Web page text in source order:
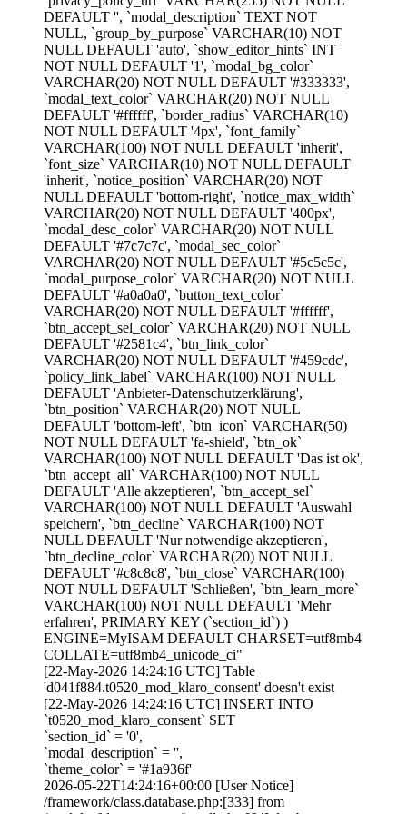
DEFAULT '', `modal_description` TEXT NOT
NULL, `group_by_purpose` VARCHAR(10) NOT
NULL DEFAULT 'auto', `show_editor_hints` INT
NOT NULL DEFAULT '1', `modal_bg_color`
VARCHAR(20) NOT NULL DEFAULT '#333333',
`modal_text_color` VARCHAR(20) NOT NULL
DEFAULT '#ffffff', `border_radius` VARCHAR(10)
NOT NULL DEFAULT '4px', `font_family`
VARCHAR(100) NOT NULL DEFAULT 'inherit',
`font_size` VARCHAR(10) NOT NULL DEFAULT
'inherit', `notice_position` VARCHAR(20) NOT
NULL DEFAULT 'bottom-right', `notice_max_width`
VARCHAR(20) NOT NULL DEFAULT '400px',
`modal_desc_color` VARCHAR(20) NOT NULL
DEFAULT '#7c7c7c', `modal_sec_color`
VARCHAR(20) NOT NULL DEFAULT '#5c5c5c',
`modal_purpose_color` VARCHAR(20) NOT NULL
DEFAULT '#a0a0a0', `button_text_color`
VARCHAR(20) NOT NULL DEFAULT '#ffffff',
`btn_accept_sel_color` VARCHAR(20) NOT NULL
DEFAULT '#2581c4', `btn_link_color`
VARCHAR(20) NOT NULL DEFAULT '#459cdc',
`policy_link_label` VARCHAR(100) NOT NULL
DEFAULT 'Anbieter-Datenschutzerklärung',
`btn_position` VARCHAR(20) NOT NULL
DEFAULT 'bottom-left', `btn_icon` VARCHAR(50)
NOT NULL DEFAULT 'fa-shield', `btn_ok`
VARCHAR(100) NOT NULL DEFAULT 'Das ist ok',
`btn_accept_all` VARCHAR(100) NOT NULL
DEFAULT 'Alle akzeptieren', `btn_accept_sel`
VARCHAR(100) NOT NULL DEFAULT 'Auswahl
speichern', `btn_decline` VARCHAR(100) NOT
NULL DEFAULT 'Nur notwendige akzeptieren',
`btn_decline_color` VARCHAR(20) NOT NULL
DEFAULT '#c8c8c8', `btn_close` VARCHAR(100)
NOT NULL DEFAULT 'Schließen', `btn_learn_more`
VARCHAR(100) NOT NULL DEFAULT 'Mehr
erfahren', PRIMARY KEY (`section_id`) )
ENGINE=MyISAM DEFAULT CHARSET=utf8mb4
COLLATE=utf8mb4_unicode_ci"
[22-May-2026 14:24:16 UTC] Table
'd041f884.t0520_mod_klaro_consent' doesn't exist
[22-May-2026 14:24:16 UTC] INSERT INTO
`t0520_mod_klaro_consent` SET
`section_id` = '0',
`modal_description` = '',
`theme_color` = '#1a936f'
2026-05-22T14:24:16+00:00 [User Notice]
/framework/class.database.php:[333] from